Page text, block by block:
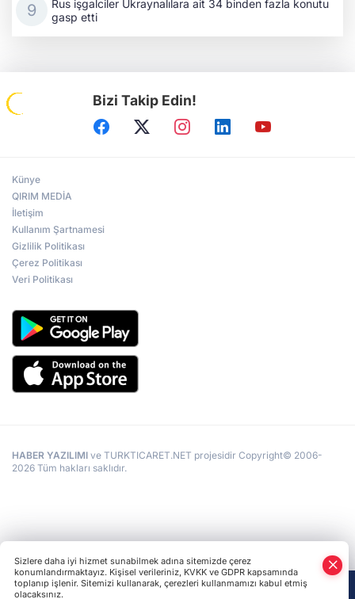
Rus işgalciler Ukraynalılara ait 34 binden fazla konutu
gasp etti
Bizi Takip Edin!
Künye
QIRIM MEDİA
İletişim
Kullanım Şartnamesi
Gizlilik Politikası
Çerez Politikası
Veri Politikası
HABER YAZILIMI ve TURKTICARET.NET projesidir Copyright© 2006-
2026 Tüm hakları saklıdır.
Sizlere daha iyi hizmet sunabilmek adına sitemizde çerez
konumlandırmaktayız. Kişisel verileriniz, KVKK ve GDPR kapsamında
toplanıp işlenir. Sitemizi kullanarak, çerezleri kullanmamızı kabul etmiş
olacaksınız.